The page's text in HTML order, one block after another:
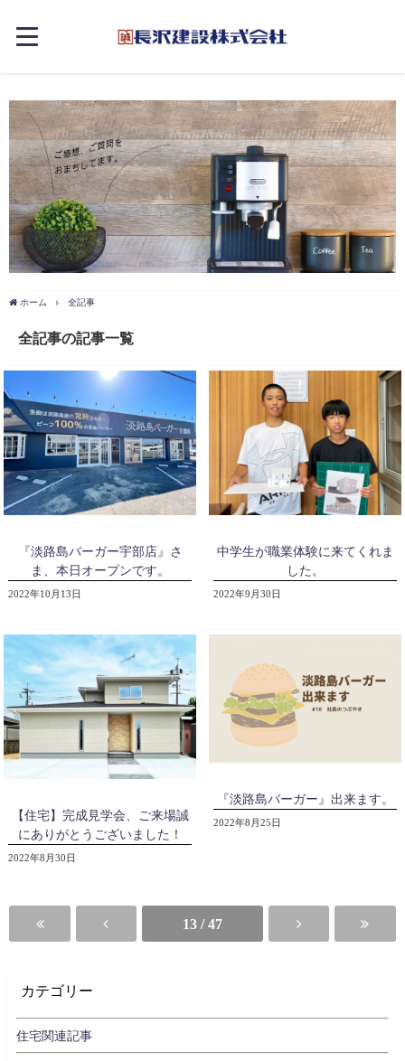
ホーム 全記事
全記事の記事一覧
『淡路島バーガー宇部店』さ
ま、本日オープンです。
2022年10月13日
中学生が職業体験に来てくれま
した。
2022年9月30日
【住宅】完成見学会、ご来場誠
にありがとうございました！
2022年8月30日
『淡路島バーガー』出来ます。
2022年8月25日
13 / 47
カテゴリー
住宅関連記事